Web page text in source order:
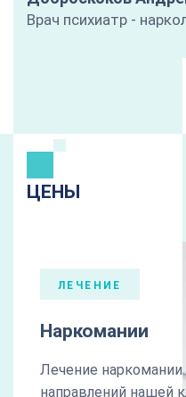
Врач психиатр -
ЦЕНЫ
ЛЕЧЕНИЕ
Наркомании
Лечение
направлений нашей